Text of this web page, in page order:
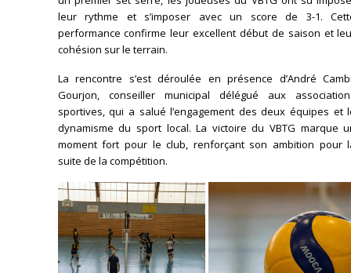
leur rythme et s’imposer avec un score de 3-1.
performance confirme leur excellent début de saison et
cohésion sur le terrain.
La rencontre s’est déroulée en présence d’André
Gourjon, conseiller municipal délégué aux
sportives, qui a salué l’engagement des deux équipes et
dynamisme du sport local. La victoire du VBTG marque
moment fort pour le club, renforçant son ambition pour
suite de la compétition.